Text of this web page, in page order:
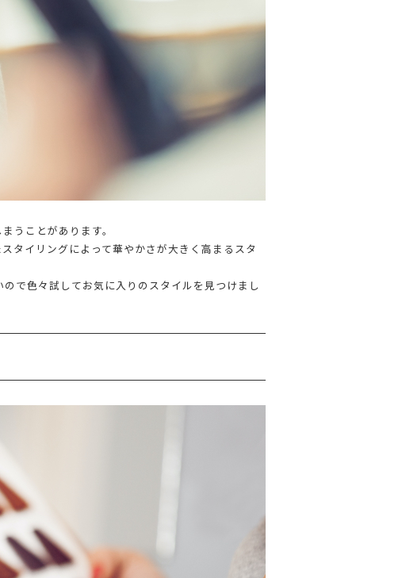
うことがあります。
タイリングによって華やかさが大きく高まるスタ
で色々試してお気に入りのスタイルを見つけまし